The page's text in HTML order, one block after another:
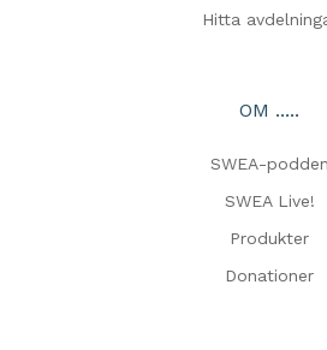
Hitta
OM .....
SWEA-podden
SWEA Live!
Produkter
Donationer